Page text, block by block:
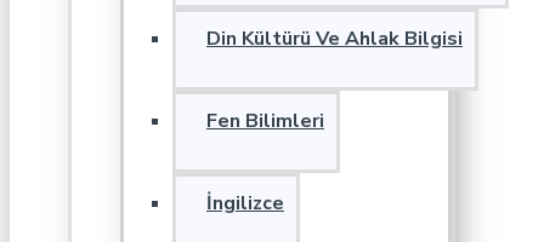
Din Kültürü Ve Ahlak Bilgisi
Fen Bilimleri
İngilizce